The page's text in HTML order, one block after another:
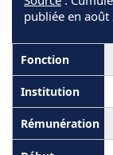
publiée en août